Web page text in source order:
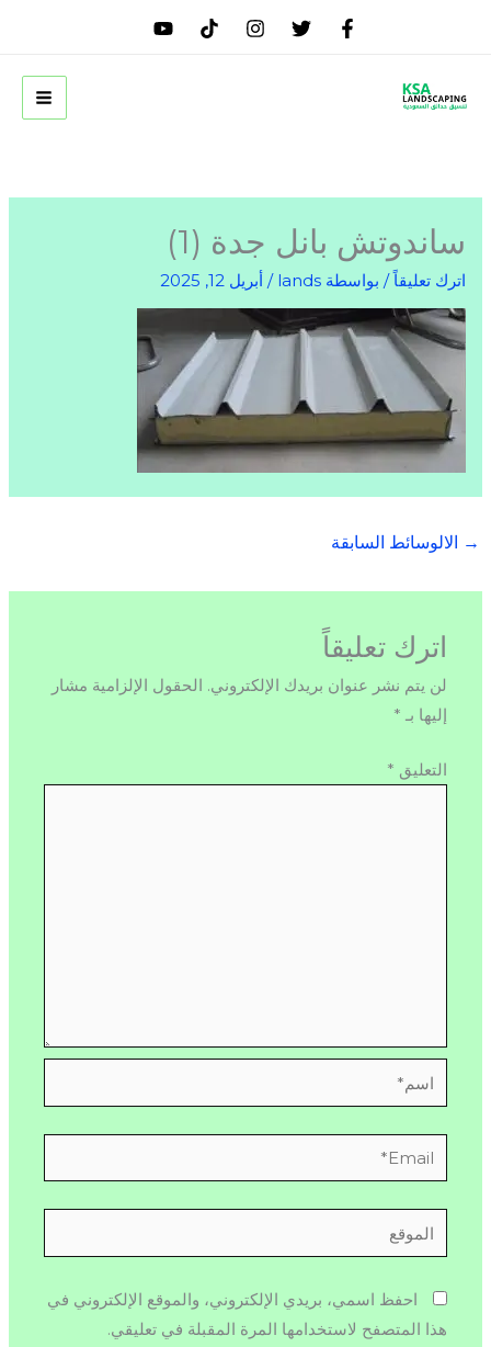
ساندوتش بانل جدة (1)
اترك تعليقاً / بواسطة lands
/أبريل 12, 2025
→ الالوسائط السابقة
اترك تعليقاً
لن يتم نشر عنوان بريدك الإلكتروني. الحقول الإلزامية مشار
إليها بـ *
التعليق *
اسم*
Email*
الموقع
احفظ اسمي، بريدي الإلكتروني، والموقع الإلكتروني في
هذا المتصفح لاستخدامها المرة المقبلة في تعليقي.